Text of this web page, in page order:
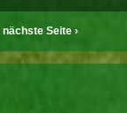
nächste Seite ›